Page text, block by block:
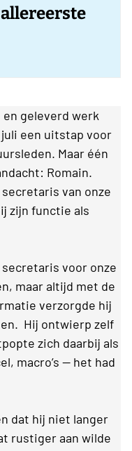
en geleverd werk
juli een uitstap voor
Maar één
Romain.
van onze
zijn functie als
voor onze
maar altijd met de
verzorgde hij
Hij ontwierp zelf
zich daarbij als
macro’s — het had
dat hij niet langer
rustiger aan wilde